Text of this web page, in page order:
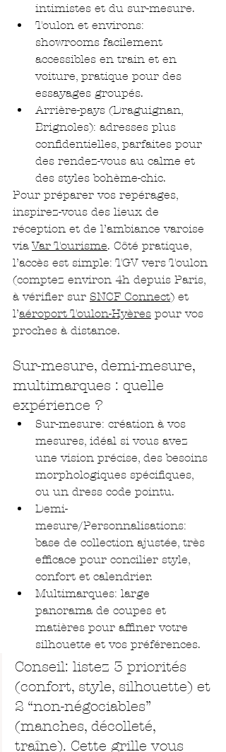
intimistes et du sur-mesure.
Toulon et environs:
showrooms facilement
accessibles en train et en
voiture, pratique pour des
essayages groupés.
Arrière-pays (Draguignan,
Brignoles): adresses plus
confidentielles, parfaites pour
des rendez-vous au calme et
des styles bohème-chic.
Pour préparer vos repérages,
inspirez-vous des lieux de
réception et de l’ambiance varoise
via Var Tourisme. Côté pratique,
l’accès est simple: TGV vers Toulon
(comptez environ 4h depuis Paris,
à vérifier sur SNCF Connect) et
l’aéroport Toulon-Hyères pour vos
proches à distance.
Sur-mesure, demi-mesure,
multimarques : quelle
expérience ?
Sur-mesure: création à vos
mesures, idéal si vous avez
une vision précise, des besoins
morphologiques spécifiques,
ou un dress code pointu.
Demi-
mesure/Personnalisations:
base de collection ajustée, très
efficace pour concilier style,
confort et calendrier.
Multimarques: large
panorama de coupes et
matières pour affiner votre
silhouette et vos préférences.
Conseil: listez 3 priorités
(confort, style, silhouette) et
2 “non-négociables”
(manches, décolleté,
traîne). Cette grille vous